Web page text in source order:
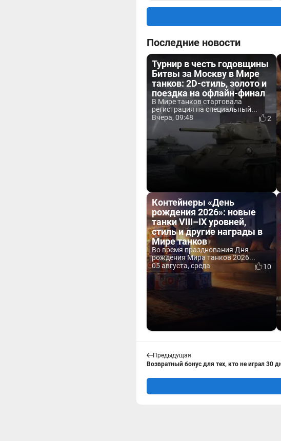
Последние новости
Турнир в честь годовщины
Битвы за Москву в Мире
танков: 2D-стиль, золото и
поездка на офлайн-финал
В Мире танков стартовала
регистрация на специальный...
Вчера, 09:48
2
Контейнеры «День
рождения 2026»: новые
танки VIII–IX уровней,
стиль и другие награды в
Мире танков
Во время празднования Дня
рождения Мира танков 2026...
05 августа, среда
10
Предыдущая
Возвратный бонус для тех, кто не играл 30